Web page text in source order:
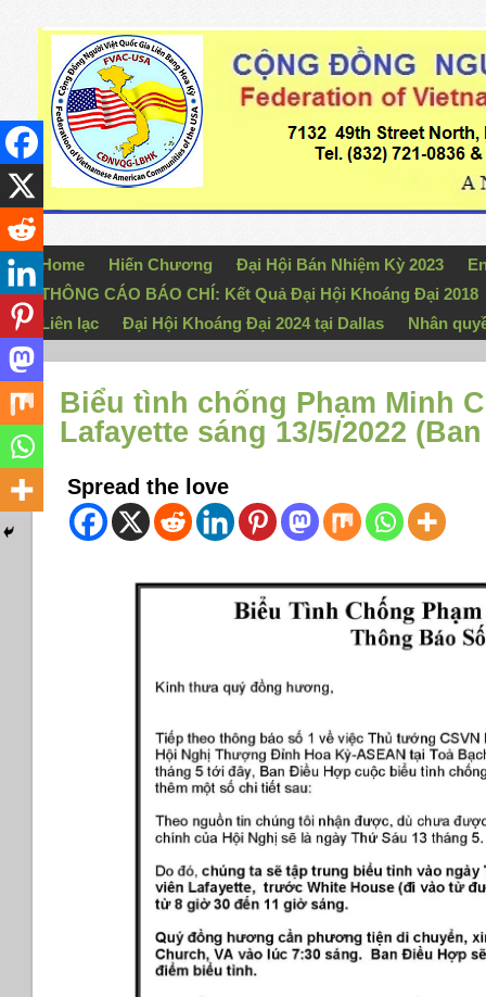
Home Hiến Chương Đại Hội Bán Nhiệm Kỳ 2023
THÔNG CÁO BÁO CHÍ: Kết Quả Đại Hội Khoáng Đại 2018
Liên lạc
Đại Hội Khoáng Đại 2024 tại Dallas Nhân
Biểu tình chống Phạm Minh
Lafayette sáng 13/5/2022
Spread the love